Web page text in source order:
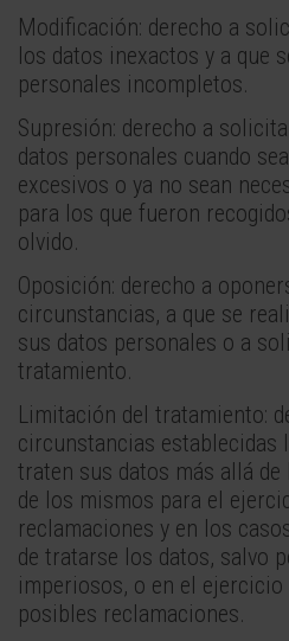
Modificación: derecho a
los datos inexactos y a que
personales incompletos.
Supresión: derecho a
datos personales cuando
excesivos o ya no sean
para los que fueron
olvido.
Oposición: derecho a
circunstancias, a que se
sus datos personales o a
tratamiento.
Limitación del tratamiento:
circunstancias establecidas
traten sus datos más allá
de los mismos para el
reclamaciones y en los
de tratarse los datos, salvo
imperiosos, o en el ejercicio
posibles reclamaciones.